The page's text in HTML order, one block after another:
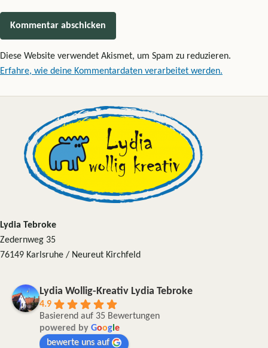
Diese Website verwendet Akismet, um Spam zu reduzieren.
Erfahre, wie deine Kommentardaten verarbeitet werden.
Lydia Tebroke
Zedernweg 35
76149 Karlsruhe / Neureut Kirchfeld
Lydia Wollig-Kreativ Lydia Tebroke
4.9
Basierend auf 35 Bewertungen
powered by Goog e
bewerte uns auf